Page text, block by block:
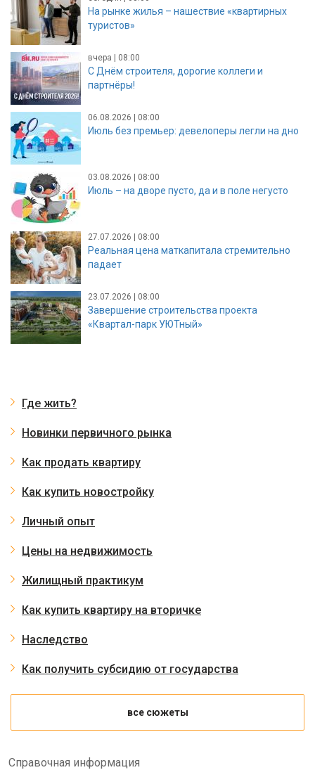
На рынке жилья – нашествие «квартирных
туристов»
вчера | 08:00
С Днём строителя, дорогие коллеги и
партнёры!
06.08.2026 | 08:00
Июль без премьер: девелоперы легли на дно
03.08.2026 | 08:00
Июль – на дворе пусто, да и в поле негусто
27.07.2026 | 08:00
Реальная цена маткапитала стремительно
падает
23.07.2026 | 08:00
Завершение строительства проекта
«Квартал-парк УЮТный»
Где жить?
Новинки первичного рынка
Как продать квартиру
Как купить новостройку
Личный опыт
Цены на недвижимость
Жилищный практикум
Как купить квартиру на вторичке
Наследство
Как получить субсидию от государства
все сюжеты
Справочная информация